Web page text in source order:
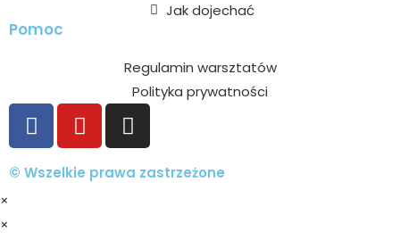
Jak dojechać
Pomoc
Regulamin warsztatów
Polityka prywatności
© Wszelkie prawa zastrzeżone
×
×